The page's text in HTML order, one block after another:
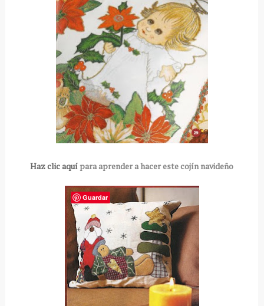
Haz clic aquí para aprender a hacer este cojín navideño
Guardar